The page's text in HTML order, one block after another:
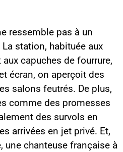
ressemble pas à un
station, habituée aux
capuches de fourrure,
écran, on aperçoit des
salons feutrés. De plus,
comme des promesses
des survols en
arrivées en jet privé. Et,
une chanteuse française à